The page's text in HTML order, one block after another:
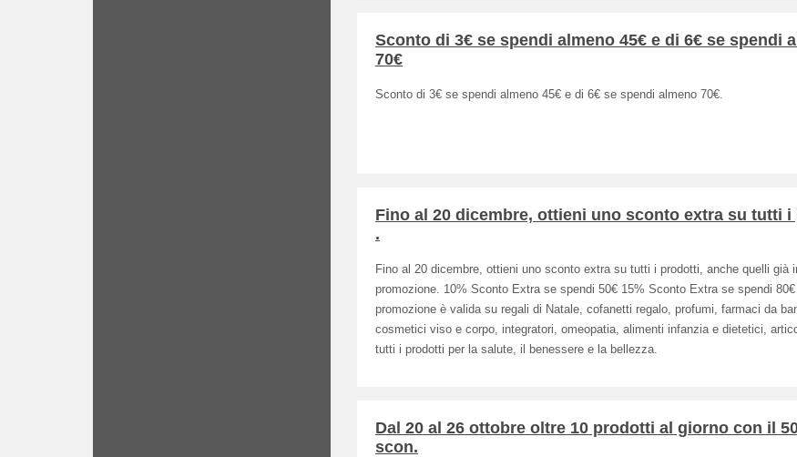
Sconto di 3€ se spendi almeno 45€ e di 6€ se spendi
70€
Sconto di 3€ se spendi almeno 45€ e di 6€ se spendi almeno 70€.
Fino al 20 dicembre, ottieni uno sconto extra su tutti i
.
Fino al 20 dicembre, ottieni uno sconto extra su tutti i prodotti, anche quelli già
promozione. 10% Sconto Extra se spendi 50€ 15% Sconto Extra se spendi
promozione è valida su regali di Natale, cofanetti regalo, profumi, farmaci da
cosmetici viso e corpo, integratori, omeopatia, alimenti infanzia e dietetici,
tutti i prodotti per la salute, il benessere e la bellezza.
Dal 20 al 26 ottobre oltre 10 prodotti al giorno con il
scon.